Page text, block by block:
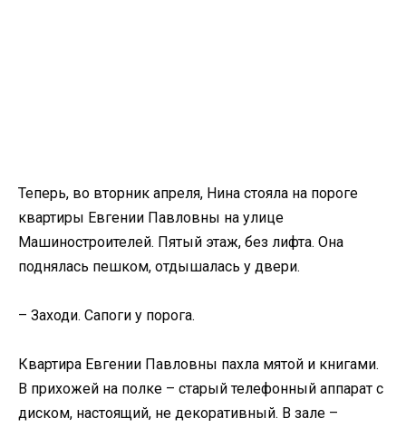
Теперь, во вторник апреля, Нина стояла на пороге
квартиры Евгении Павловны на улице
Машиностроителей. Пятый этаж, без лифта. Она
поднялась пешком, отдышалась у двери.
– Заходи. Сапоги у порога.
Квартира Евгении Павловны пахла мятой и книгами.
В прихожей на полке – старый телефонный аппарат с
диском, настоящий, не декоративный. В зале –